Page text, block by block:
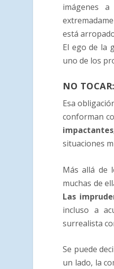
imágenes
está
El ego de la
uno de los
NO
Esa
conforman
situaciones
Más allá de
muchas de
Las
incluso a
surrealista
Se puede
un lado, la